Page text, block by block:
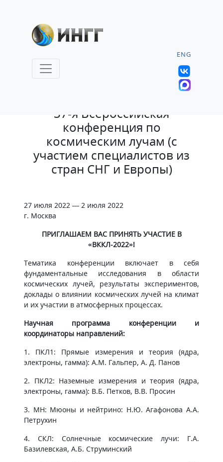
ENG
37-я Всероссийская
конференция по
космическим лучам (с
участием специалистов из
стран СНГ и Европы)
27 июля 2022 — 2 июля 2022
г. Москва
ПРИГЛАШАЕМ ВАС ПРИНЯТЬ УЧАСТИЕ В
«ВККЛ-2022»!
Тематика конференции включает в себя
фундаментальные исследования в области
космических лучей, результаты экспериментов,
доклады о влиянии космических лучей на климат
и их участии в атмосферных процессах.
Научная программа конференции и
координаторы направлений:
1. ПКЛ1: Прямые измерения и теория (ядра,
электроны, гамма): А.М. Гальпер, А. Д. Панов
2. ПКЛ2: Наземные измерения и теория (ядра,
электроны, гамма): В.Б. Петков, В.В. Просин
3. МН: Мюоны и нейтрино: Н.Ю. Агафонова А.А.
Петрухин
4. СКЛ: Солнечные космические лучи: Г.А.
Базилевская, А.Б. Струминский